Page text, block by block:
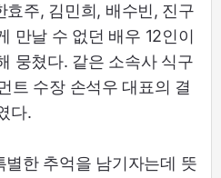
효주, 김민희, 배수빈, 진구
만날 수 없던 배우 12인이
뭉쳤다. 같은 소속사 식구
트 수장 손석우 대표의 결
다.
한 추억을 남기자는데 뜻